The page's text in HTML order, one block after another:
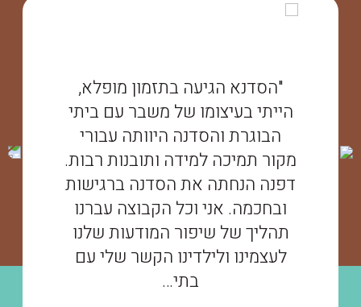
"הסדנא הגיעה בתזמון מופלא,
הייתי בעיצומו של משבר עם ביתי
הבוגרת והסדנה היוותה עבורי
מקור תמיכה למידה ותובנות רבות.
דפנה הנחתה את הסדנה ברגישות
ובחכמה. אני וכל הקבוצה עברנו
תהליך של שיפור המודעות שלנו
לעצמינו ולילדינו הקשר שלי עם
בתי…